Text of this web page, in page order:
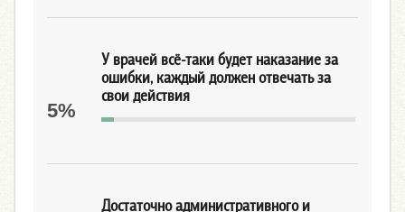
У врачей всё-таки будет наказание за
ошибки, каждый должен отвечать за
свои действия
5%
Достаточно административного и